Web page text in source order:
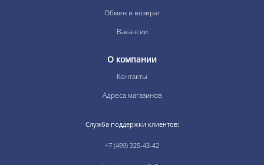
Обмен и возврат
Вакансии
О компании
Контакты
Адреса магазинов
Служба поддержки клиентов:
+7 (499) 325-43-42